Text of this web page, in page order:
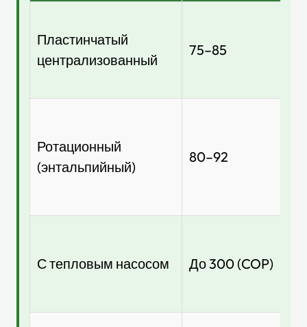
Пластинчатый
централизованный
75–85
Ротационный
(энтальпийный)
80–92
С тепловым насосом До 300 (COP)